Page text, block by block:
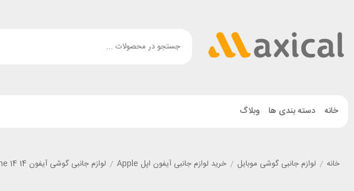
خانه دسته بندی ها وبلاگ
خانه / لوازم جانبی گوشی موبایل / خرید لوازم جانبی آیفون اپل Apple / لوازم جانبی گوشی آیفون 14 Apple iPhone 14